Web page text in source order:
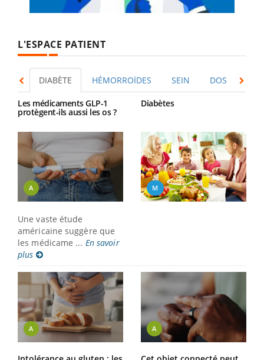
L'ESPACE PATIENT
DIABÈTE HÉMORROÏDES SEIN DOS
Les médicaments GLP-1
protègent-ils aussi les os ?
A
Une vaste étude
américaine suggère que
les médicame ... En savoir
plus
Diabètes
M
A A